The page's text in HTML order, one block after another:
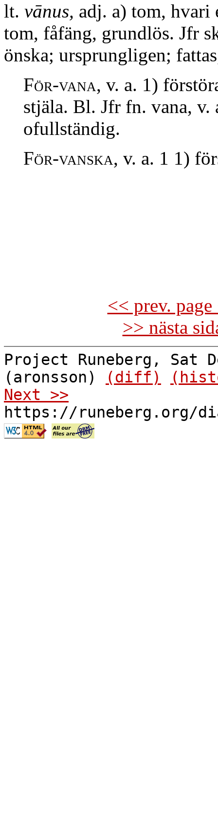
lt. vānus, adj. a) tom, hvari
tom, fåfäng, grundlös. Jfr
önska; ursprungligen;
För-vana, v. a. 1)
stjäla. Bl. Jfr fn. vana, v.
ofullständig.
För-vanska, v. a. 1 1)
<< prev.
>> nästa
Project Runeberg, Sat
(aronsson)
(diff)
Next >>
https://runeberg.org/